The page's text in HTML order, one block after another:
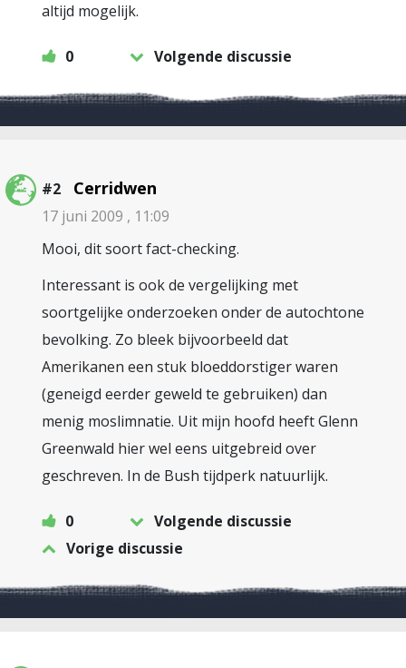
altijd mogelijk.
0 Volgende discussie
#2 Cerridwen
17 juni 2009 , 11:09
Mooi, dit soort fact-checking.
Interessant is ook de vergelijking met
soortgelijke onderzoeken onder de autochtone
bevolking. Zo bleek bijvoorbeeld dat
Amerikanen een stuk bloeddorstiger waren
(geneigd eerder geweld te gebruiken) dan
menig moslimnatie. Uit mijn hoofd heeft Glenn
Greenwald hier wel eens uitgebreid over
geschreven. In de Bush tijdperk natuurlijk.
0
Volgende discussie
Vorige discussie